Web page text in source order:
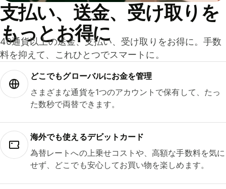
支払い、送金、受け取りを
もっとお得に
40通貨以上の送金、支払い、受け取りをお得に。手数
料を抑えて、これひとつでスマートに。
どこでもグ⁠ロ⁠ー⁠バ⁠ルにお金を管理
さまざまな通貨を1つのアカウントで保有して、たっ
た数秒で両替できます。
海外でも使えるデビットカード
為替レートへの上乗せコストや、高額な手数料を気に
せず、どこでも安心してお買い物を楽しめます。